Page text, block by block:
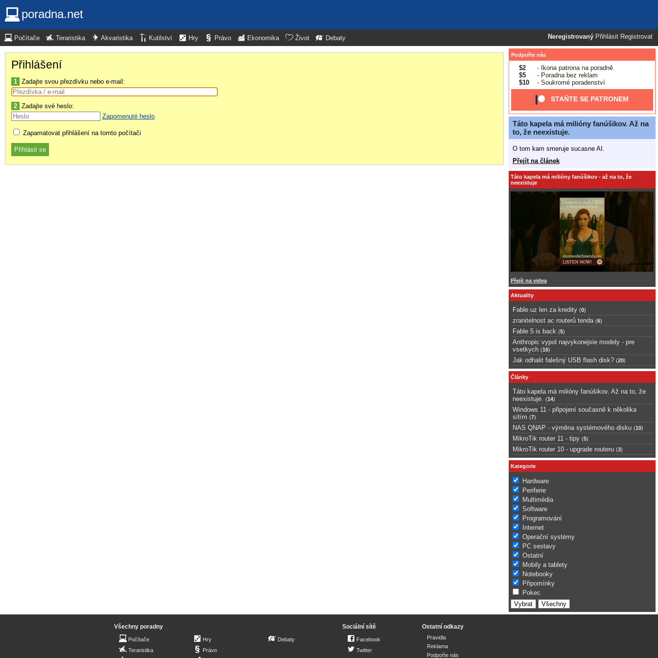
poradna.net
Neregistrovaný Přihlásit Registrovat
Počítače Teraristika Akvaristika Kutilství Hry Právo Ekonomika Život Debaty
Přihlášení
1 Zadajte svou přezdívku nebo e-mail:
2 Zadajte své heslo:
Zapomenuté heslo
Zapamatovat přihlášení na tomto počítači
Podpořte nás
$2
- Ikona patrona na poradně
$5
- Poradna bez reklam
$10
- Soukromé poradenství
STAŇTE SE PATRONEM
Táto kapela má milióny fanúšikov. Až na
to, že neexistuje.
O tom kam smeruje sucasne AI.
Přejít na článek
Táto kapela má milióny fanúšikov - až na to, že
neexistuje
Přejít na videa
Aktuality
Fable uz len za kredity (0)
zranitelnost ac routerů tenda (6)
Fable 5 is back (5)
Anthropic vypol najvykonejsie modely - pre
vsetkych (16)
Jak odhalit falešný USB flash disk? (20)
Články
Táto kapela má milióny fanúšikov. Až na to, že
neexistuje.
(14)
Windows 11 - připojení současně k několika
sítím (7)
NAS QNAP - výměna systémového disku (10)
MikroTik router 11 - tipy (5)
MikroTik router 10 - upgrade routeru (3)
Kategorie
Hardware
Periferie
Multimédia
Software
Programování
Internet
Operační systémy
PC sestavy
Ostatní
Mobily a tablety
Notebooky
Připomínky
Pokec
Všechny poradny
Počítače
Teraristika
Hry
Právo
Debaty
Sociální sítě
Facebook
Twitter
Ostatní odkazy
Pravidla
Reklama
Podpořte nás